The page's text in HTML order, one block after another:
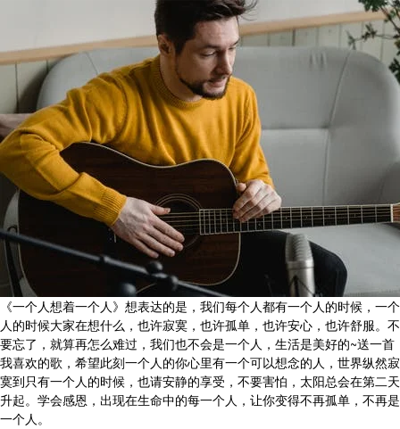
《一个人想着一个人》想表达的是，我们每个人都有一个人的时候，一个
人的时候大家在想什么，也许寂寞，也许孤单，也许安心，也许舒服。不
要忘了，就算再怎么难过，我们也不会是一个人，生活是美好的~送一首
我喜欢的歌，希望此刻一个人的你心里有一个可以想念的人，世界纵然寂
寞到只有一个人的时候，也请安静的享受，不要害怕，太阳总会在第二天
升起。学会感恩，出现在生命中的每一个人，让你变得不再孤单，不再是
一个人。